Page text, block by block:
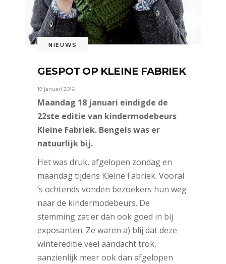
NIEUWS
GESPOT OP KLEINE FABRIEK
19 januari 2016
Maandag 18 januari eindigde de
22ste editie van kindermodebeurs
Kleine Fabriek. Bengels was er
natuurlijk bij.
Het was druk, afgelopen zondag en
maandag tijdens Kleine Fabriek. Vooral
’s ochtends vonden bezoekers hun weg
naar de kindermodebeurs. De
stemming zat er dan ook goed in bij
exposanten. Ze waren a) blij dat deze
wintereditie veel aandacht trok,
aanzienlijk meer ook dan afgelopen